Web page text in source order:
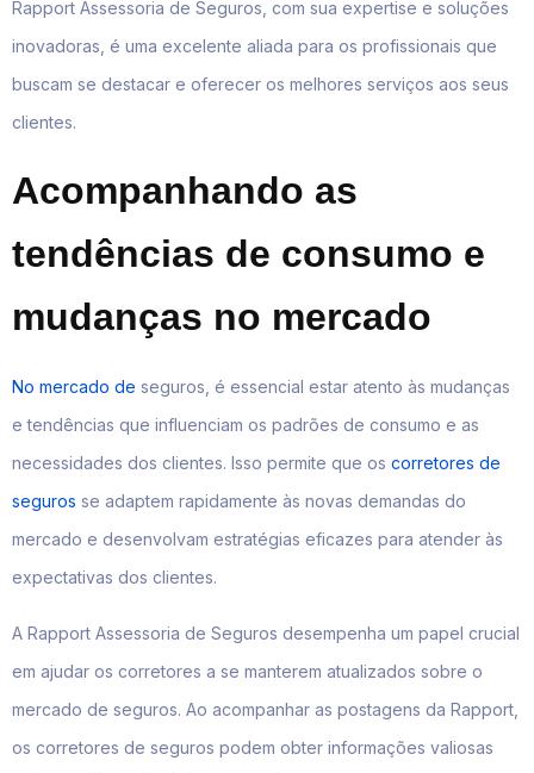
Rapport Assessoria de Seguros, com sua expertise e soluções
inovadoras, é uma excelente aliada para os profissionais que
buscam se destacar e oferecer os melhores serviços aos seus
clientes.
Acompanhando as
tendências de consumo e
mudanças no mercado
No mercado de seguros, é essencial estar atento às mudanças
e tendências que influenciam os padrões de consumo e as
necessidades dos clientes. Isso permite que os corretores de
seguros se adaptem rapidamente às novas demandas do
mercado e desenvolvam estratégias eficazes para atender às
expectativas dos clientes.
A Rapport Assessoria de Seguros desempenha um papel crucial
em ajudar os corretores a se manterem atualizados sobre o
mercado de seguros. Ao acompanhar as postagens da Rapport,
os corretores de seguros podem obter informações valiosas